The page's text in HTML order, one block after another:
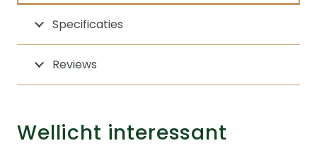
Specificaties
Reviews
Wellicht interessant